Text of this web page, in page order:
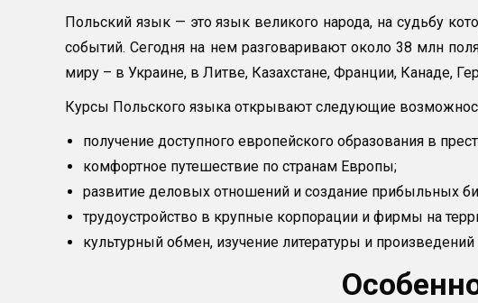
Польский язык — это язык великого народа, на судьбу
событий. Сегодня на нем разговаривают около 38 млн
миру – в Украине, в Литве, Казахстане, Франции, Канаде,
Курсы Польского языка открывают следующие
получение доступного европейского образования в
комфортное путешествие по странам Европы;
развитие деловых отношений и создание прибыльных
трудоустройство в крупные корпорации и фирмы на
культурный обмен, изучение литературы и